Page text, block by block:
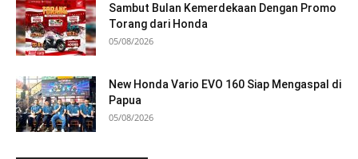
Sambut Bulan Kemerdekaan Dengan Promo
Torang dari Honda
05/08/2026
New Honda Vario EVO 160 Siap Mengaspal di
Papua
05/08/2026